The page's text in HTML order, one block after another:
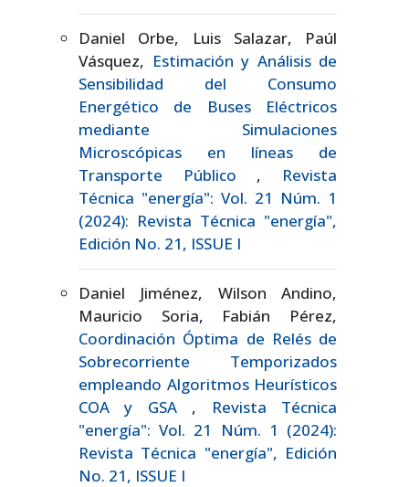
Daniel Orbe, Luis Salazar, Paúl
Vásquez, Estimación y Análisis de
Sensibilidad del Consumo
Energético de Buses Eléctricos
mediante Simulaciones
Microscópicas en líneas de
Transporte Público , Revista
Técnica "energía": Vol. 21 Núm. 1
(2024): Revista Técnica "energía",
Edición No. 21, ISSUE I
Daniel Jiménez, Wilson Andino,
Mauricio Soria, Fabián Pérez,
Coordinación Óptima de Relés de
Sobrecorriente Temporizados
empleando Algoritmos Heurísticos
COA y GSA ,
Revista Técnica
"energía": Vol. 21 Núm. 1 (2024):
Revista Técnica "energía", Edición
No. 21, ISSUE I